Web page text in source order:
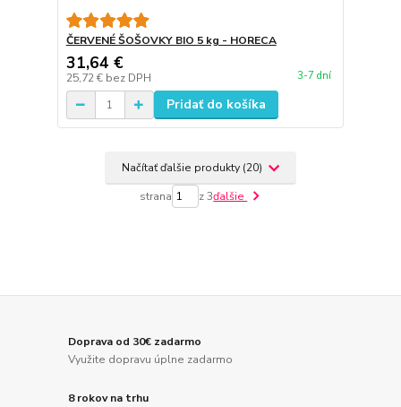
ČERVENÉ ŠOŠOVKY BIO 5 kg - HORECA
31,64 €
25,72 € bez DPH 3-7 dní
Pridať do košíka
Načítať ďalšie produkty (20)
strana z 3ďalšie
Doprava od 30€ zadarmo
Využite dopravu úplne zadarmo
8 rokov na trhu